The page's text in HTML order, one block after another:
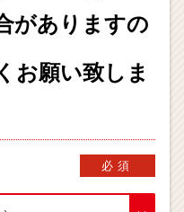
がありますの
お願い致しま
必須